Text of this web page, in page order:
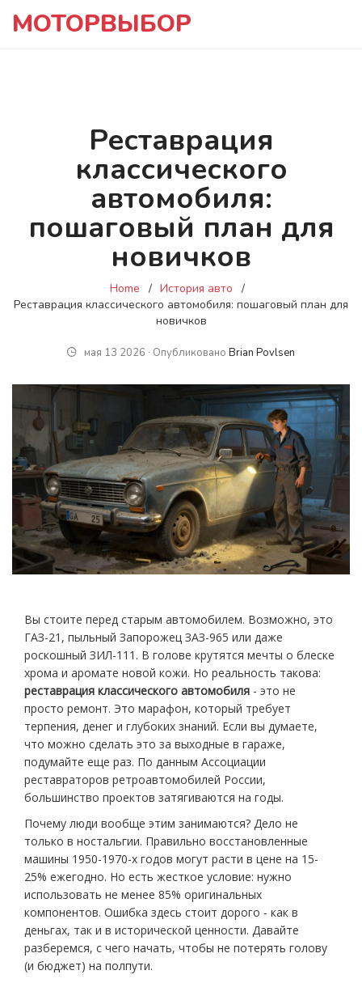
МОТОРВЫБОР
Реставрация
классического
автомобиля:
пошаговый план для
новичков
Home
История авто
Реставрация классического автомобиля: пошаговый план для
новичков
мая 13 2026 ∙ Опубликовано Brian Povlsen
Вы стоите перед старым автомобилем. Возможно, это
ГАЗ-21 , пыльный Запорожец ЗАЗ-965 или даже
роскошный ЗИЛ-111 . В голове крутятся мечты о блеске
хрома и аромате новой кожи. Но реальность такова:
реставрация классического автомобиля - это не
просто ремонт. Это марафон, который требует
терпения, денег и глубоких знаний. Если вы думаете,
что можно сделать это за выходные в гараже,
подумайте еще раз. По данным Ассоциации
реставраторов ретроавтомобилей России,
большинство проектов затягиваются на годы.
Почему люди вообще этим занимаются? Дело не
только в ностальгии. Правильно восстановленные
машины 1950-1970-х годов могут расти в цене на 15-
25% ежегодно. Но есть жесткое условие: нужно
использовать не менее 85% оригинальных
компонентов. Ошибка здесь стоит дорого - как в
деньгах, так и в исторической ценности. Давайте
разберемся, с чего начать, чтобы не потерять голову
(и бюджет) на полпути.